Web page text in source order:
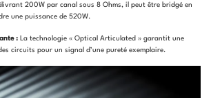
200W par canal sous 8 Ohms, il peut être bridgé en
une puissance de 520W.
:La technologie « Optical Articulated » garantit une
circuits pour un signal d’une pureté exemplaire.